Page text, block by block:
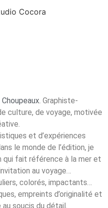
Graphiste-
culture, de voyage, motivée
et d’expériences
le monde de l’édition, je
qui fait référence à la mer et
au voyage…
colorés, impactants…
empreints d’originalité et
au soucis du détail.